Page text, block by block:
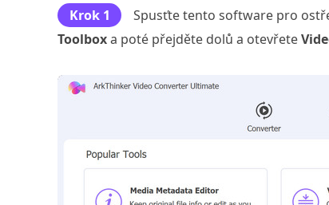
Krok 1
Spusťte tento software pro
Toolboxa poté přejděte dolů a otevřete